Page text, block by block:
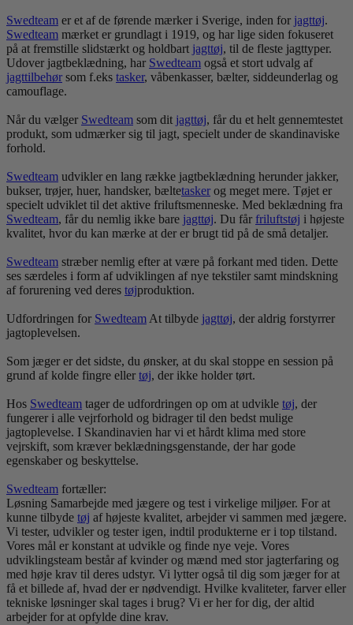
Swedteam er et af de førende mærker i Sverige, inden for jagttøj.
Swedteam mærket er grundlagt i 1919, og har lige siden fokuseret
på at fremstille slidstærkt og holdbart jagttøj, til de fleste jagttyper.
Udover jagtbeklædning, har Swedteam også et stort udvalg af
jagttilbehør som f.eks tasker, våbenkasser, bælter, siddeunderlag og
camouflage.
Når du vælger Swedteam som dit jagttøj, får du et helt gennemtestet
produkt, som udmærker sig til jagt, specielt under de skandinaviske
forhold.
Swedteam udvikler en lang række jagtbeklædning herunder jakker,
bukser, trøjer, huer, handsker, bæltetasker og meget mere. Tøjet er
specielt udviklet til det aktive friluftsmenneske. Med beklædning fra
Swedteam, får du nemlig ikke bare jagttøj. Du får friluftstøj i højeste
kvalitet, hvor du kan mærke at der er brugt tid på de små detaljer.
Swedteam stræber nemlig efter at være på forkant med tiden. Dette
ses særdeles i form af udviklingen af nye tekstiler samt mindskning
af forurening ved deres tøjproduktion.
Udfordringen for Swedteam At tilbyde jagttøj, der aldrig forstyrrer
jagtoplevelsen.
Som jæger er det sidste, du ønsker, at du skal stoppe en session på
grund af kolde fingre eller tøj, der ikke holder tørt.
Hos Swedteam tager de udfordringen op om at udvikle tøj, der
fungerer i alle vejrforhold og bidrager til den bedst mulige
jagtoplevelse. I Skandinavien har vi et hårdt klima med store
vejrskift, som kræver beklædningsgenstande, der har gode
egenskaber og beskyttelse.
Swedteam fortæller:
Løsning Samarbejde med jægere og test i virkelige miljøer. For at
kunne tilbyde tøj af højeste kvalitet, arbejder vi sammen med jægere.
Vi tester, udvikler og tester igen, indtil produkterne er i top tilstand.
Vores mål er konstant at udvikle og finde nye veje. Vores
udviklingsteam består af kvinder og mænd med stor jagterfaring og
med høje krav til deres udstyr. Vi lytter også til dig som jæger for at
få et billede af, hvad der er nødvendigt. Hvilke kvaliteter, farver eller
tekniske løsninger skal tages i brug? Vi er her for dig, der altid
arbejder for at opfylde dine krav.